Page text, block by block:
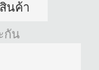
นค้า
กัน